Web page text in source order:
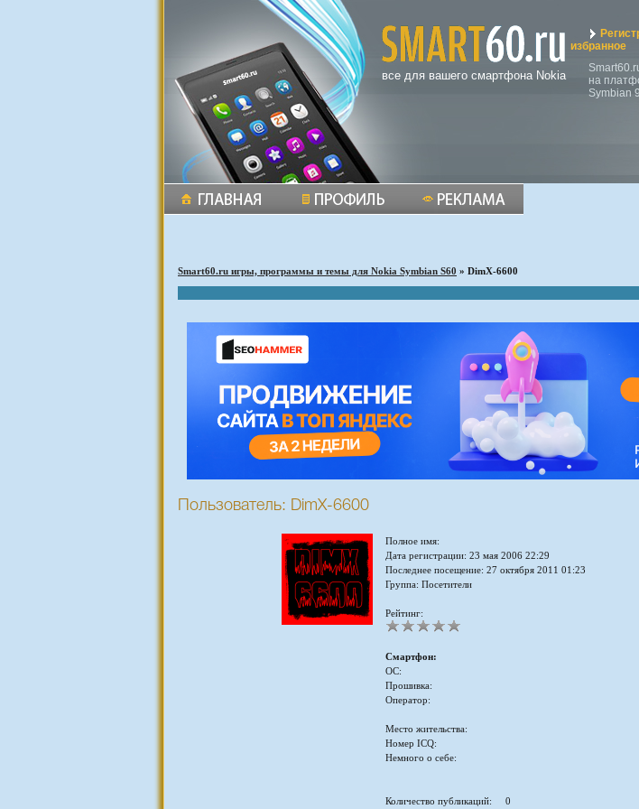
все для вашего смартфона Nokia
избранное
на
Symbian
Smart60.ru игры, программы и темы для Nokia Symbian S60 » DimX-6600
Пользователь: DimX-6600
Полное имя:
Дата регистрации: 23 мая 2006 22:29
Последнее посещение: 27 октября 2011 01:23
Группа: Посетители
Рейтинг:
Смартфон:
ОС:
Прошивка:
Оператор:
Место жительства:
Номер ICQ:
Немного о себе:
Количество публикаций: 0